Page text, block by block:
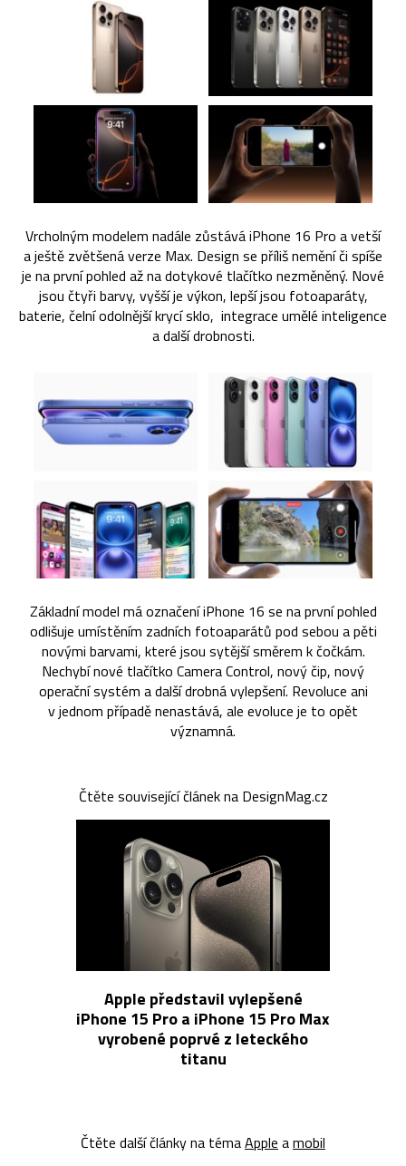
Vrcholným modelem nadále zůstává iPhone 16 Pro a vetší
a ještě zvětšená verze Max. Design se příliš nemění či spíše
je na první pohled až na dotykové tlačítko nezměněný. Nové
jsou čtyři barvy, vyšší je výkon, lepší jsou fotoaparáty,
baterie, čelní odolnější krycí sklo, integrace umělé inteligence
a další drobnosti.
Základní model má označení iPhone 16 se na první pohled
odlišuje umístěním zadních fotoaparátů pod sebou a pěti
novými barvami, které jsou sytější směrem k čočkám.
Nechybí nové tlačítko Camera Control, nový čip, nový
operační systém a další drobná vylepšení. Revoluce ani
v jednom případě nenastává, ale evoluce je to opět
významná.
Čtěte související článek na DesignMag.cz
Apple představil vylepšené
iPhone 15 Pro a iPhone 15 Pro Max
vyrobené poprvé z leteckého
titanu
Čtěte další články na témaApple amobil